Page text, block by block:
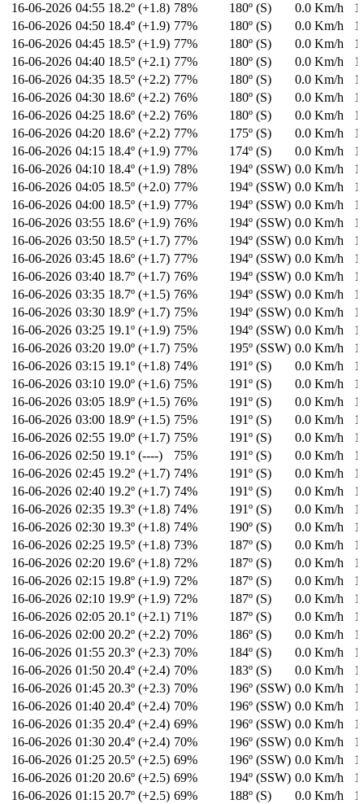
16-06-2026 04:55 18.2º (+1.8) 78% 180º (S) 0.0 Km/h
16-06-2026 04:50 18.4º (+1.9) 77% 180º (S) 0.0 Km/h
16-06-2026 04:45 18.5º (+1.9) 77% 180º (S) 0.0 Km/h
16-06-2026 04:40 18.5º (+2.1) 77% 180º (S) 0.0 Km/h
16-06-2026 04:35 18.5º (+2.2) 77% 180º (S) 0.0 Km/h
16-06-2026 04:30 18.6º (+2.2) 76% 180º (S) 0.0 Km/h
16-06-2026 04:25 18.6º (+2.2) 76% 180º (S) 0.0 Km/h
16-06-2026 04:20 18.6º (+2.2) 77% 175º (S) 0.0 Km/h
16-06-2026 04:15 18.4º (+1.9) 77% 174º (S) 0.0 Km/h
16-06-2026 04:10 18.4º (+1.9) 78% 194º (SSW) 0.0 Km/h
16-06-2026 04:05 18.5º (+2.0) 77% 194º (SSW) 0.0 Km/h
16-06-2026 04:00 18.5º (+1.9) 77% 194º (SSW) 0.0 Km/h
16-06-2026 03:55 18.6º (+1.9) 76% 194º (SSW) 0.0 Km/h
16-06-2026 03:50 18.5º (+1.7) 77% 194º (SSW) 0.0 Km/h
16-06-2026 03:45 18.6º (+1.7) 77% 194º (SSW) 0.0 Km/h
16-06-2026 03:40 18.7º (+1.7) 76% 194º (SSW) 0.0 Km/h
16-06-2026 03:35 18.7º (+1.5) 76% 194º (SSW) 0.0 Km/h
16-06-2026 03:30 18.9º (+1.7) 75% 194º (SSW) 0.0 Km/h
16-06-2026 03:25 19.1º (+1.9) 75% 194º (SSW) 0.0 Km/h
16-06-2026 03:20 19.0º (+1.7) 75% 195º (SSW) 0.0 Km/h
16-06-2026 03:15 19.1º (+1.8) 74% 191º (S) 0.0 Km/h
16-06-2026 03:10 19.0º (+1.6) 75% 191º (S) 0.0 Km/h
16-06-2026 03:05 18.9º (+1.5) 76% 191º (S) 0.0 Km/h
16-06-2026 03:00 18.9º (+1.5) 75% 191º (S) 0.0 Km/h
16-06-2026 02:55 19.0º (+1.7) 75% 191º (S) 0.0 Km/h
16-06-2026 02:50 19.1º (----) 75% 191º (S) 0.0 Km/h
16-06-2026 02:45 19.2º (+1.7) 74% 191º (S) 0.0 Km/h
16-06-2026 02:40 19.2º (+1.7) 74% 191º (S) 0.0 Km/h
16-06-2026 02:35 19.3º (+1.8) 74% 191º (S) 0.0 Km/h
16-06-2026 02:30 19.3º (+1.8) 74% 190º (S) 0.0 Km/h
16-06-2026 02:25 19.5º (+1.8) 73% 187º (S) 0.0 Km/h
16-06-2026 02:20 19.6º (+1.8) 72% 187º (S) 0.0 Km/h
16-06-2026 02:15 19.8º (+1.9) 72% 187º (S) 0.0 Km/h
16-06-2026 02:10 19.9º (+1.9) 72% 187º (S) 0.0 Km/h
16-06-2026 02:05 20.1º (+2.1) 71% 187º (S) 0.0 Km/h
16-06-2026 02:00 20.2º (+2.2) 70% 186º (S) 0.0 Km/h
16-06-2026 01:55 20.3º (+2.3) 70% 184º (S) 0.0 Km/h
16-06-2026 01:50 20.4º (+2.4) 70% 183º (S) 0.0 Km/h
16-06-2026 01:45 20.3º (+2.3) 70% 196º (SSW) 0.0 Km/h
16-06-2026 01:40 20.4º (+2.4) 70% 196º (SSW) 0.0 Km/h
16-06-2026 01:35 20.4º (+2.4) 69% 196º (SSW) 0.0 Km/h
16-06-2026 01:30 20.4º (+2.4) 70% 196º (SSW) 0.0 Km/h
16-06-2026 01:25 20.5º (+2.5) 69% 196º (SSW) 0.0 Km/h
16-06-2026 01:20 20.6º (+2.5) 69% 194º (SSW) 0.0 Km/h
16-06-2026 01:15 20.7º (+2.5) 69% 188º (S) 0.0 Km/h